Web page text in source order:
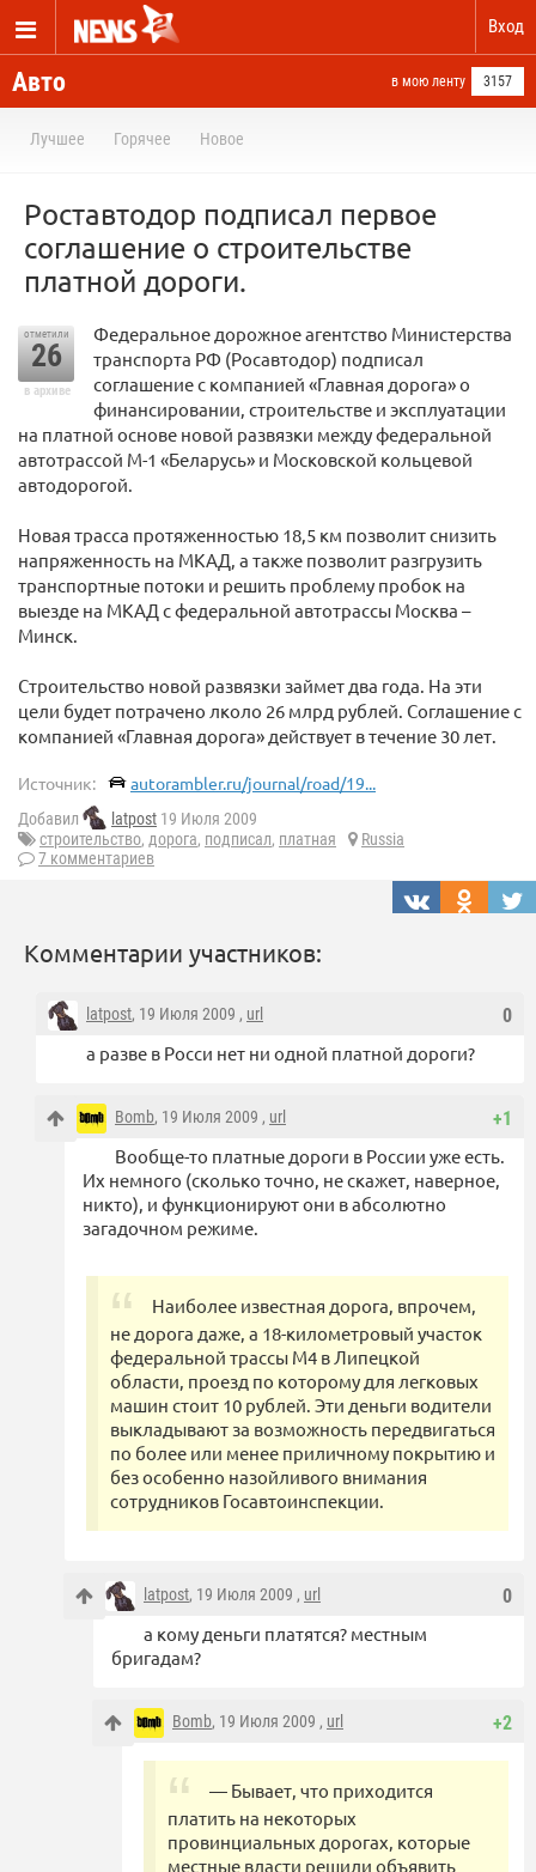
Вход
Авто в мою ленту 3157
Лучшее Горячее Новое
Роставтодор подписал первое
соглашение о строительстве
платной дороги.
отметили
26
в архиве
Федеральное дорожное агентство Министерства
транспорта РФ (Росавтодор) подписал
соглашение с компанией «Главная дорога» о
финансировании, строительстве и эксплуатации
на платной основе новой развязки между федеральной
автотрассой M-1 «Беларусь» и Московской кольцевой
автодорогой.
Новая трасса протяженностью 18,5 км позволит снизить
напряженность на МКАД, а также позволит разгрузить
транспортные потоки и решить проблему пробок на
выезде на МКАД с федеральной автотрассы Москва –
Минск.
Строительство новой развязки займет два года. На эти
цели будет потрачено лколо 26 млрд рублей. Соглашение с
компанией «Главная дорога» действует в течение 30 лет.
Источник: autorambler.ru/journal/road/19...
Добавил latpost 19 Июля 2009
строительство, дорога, подписал, платная
Russia
7 комментариев
Комментарии участников:
0
latpost, 19 Июля 2009 , url
а разве в Росси нет ни одной платной дороги?
+1
Bomb, 19 Июля 2009 , url
Вообще-то платные дороги в России уже есть.
Их немного (сколько точно, не скажет, наверное,
никто), и функционируют они в абсолютно
загадочном режиме.
Наиболее известная дорога, впрочем,
не дорога даже, а 18-километровый участок
федеральной трассы М4 в Липецкой
области, проезд по которому для легковых
машин стоит 10 рублей. Эти деньги водители
выкладывают за возможность передвигаться
по более или менее приличному покрытию и
без особенно назойливого внимания
сотрудников Госавтоинспекции.
0
latpost, 19 Июля 2009 , url
а кому деньги платятся? местным
бригадам?
+2
Bomb, 19 Июля 2009 , url
— Бывает, что приходится
платить на некоторых
провинциальных дорогах, которые
местные власти решили объявить